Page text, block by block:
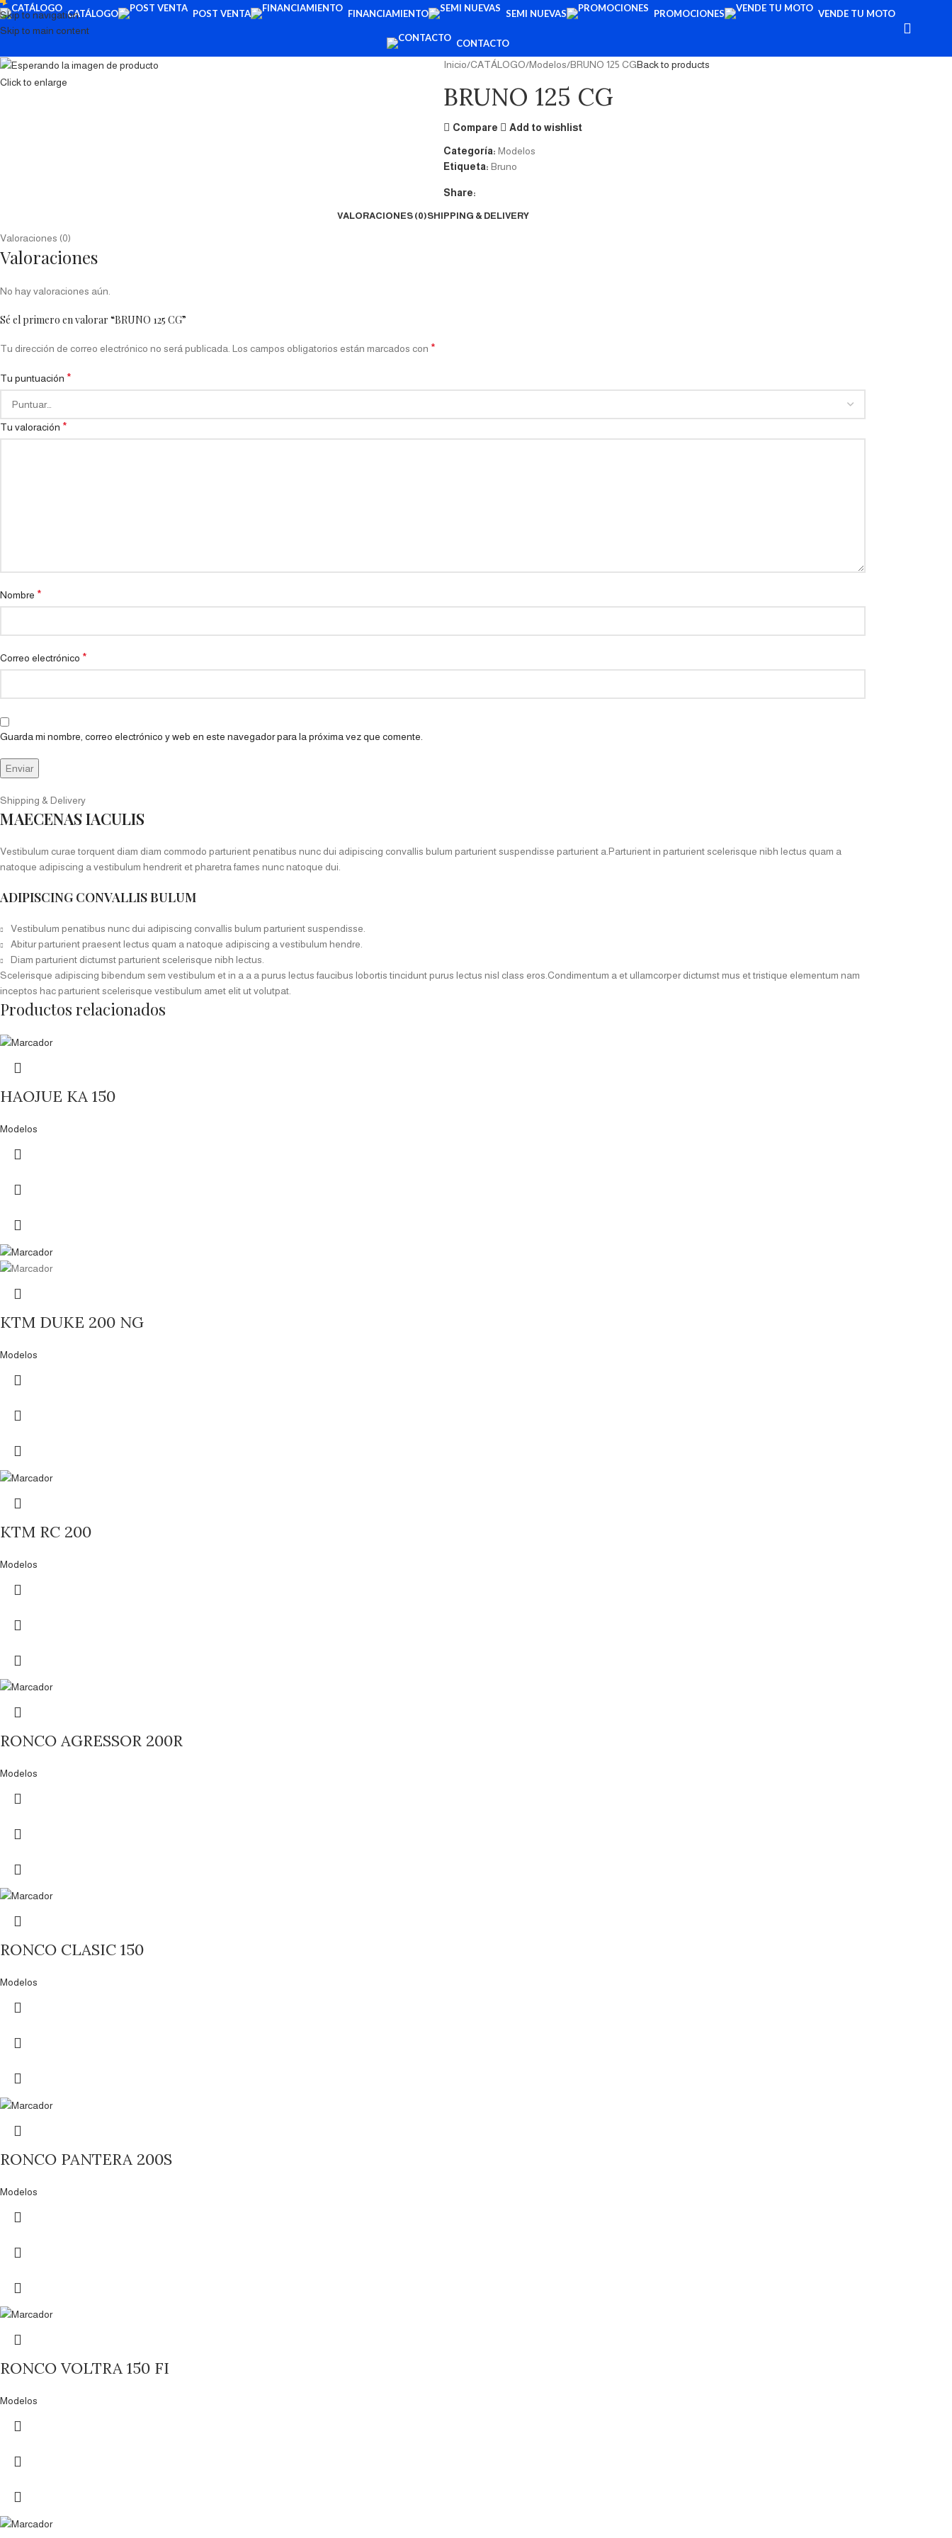
Skip to navigation
Skip to main content
CATÁLOGO POST VENTA FINANCIAMIENTO SEMI NUEVAS PROMOCIONES VENDE TU MOTO
CONTACTO
Click to enlarge
Inicio CATÁLOGO Modelos BRUNO 125 CGBack to products
BRUNO 125 CG
Compare Add to wishlist
Categoría: Modelos
Etiqueta: Bruno
Share:
VALORACIONES (0)SHIPPING & DELIVERY
Valoraciones (0)
Valoraciones
No hay valoraciones aún.
Sé el primero en valorar “BRUNO 125 CG”
Tu dirección de correo electrónico no será publicada. Los campos obligatorios están marcados con *
Tu puntuación *
Tu valoración *
Nombre *
Correo electrónico *
Guarda mi nombre, correo electrónico y web en este navegador para la próxima vez que comente.
Shipping & Delivery
MAECENAS IACULIS
Vestibulum curae torquent diam diam commodo parturient penatibus nunc dui adipiscing convallis bulum parturient suspendisse parturient a.Parturient in parturient scelerisque nibh lectus quam a
natoque adipiscing a vestibulum hendrerit et pharetra fames nunc natoque dui.
ADIPISCING CONVALLIS BULUM
Vestibulum penatibus nunc dui adipiscing convallis bulum parturient suspendisse.
Abitur parturient praesent lectus quam a natoque adipiscing a vestibulum hendre.
Diam parturient dictumst parturient scelerisque nibh lectus.
Scelerisque adipiscing bibendum sem vestibulum et in a a a purus lectus faucibus lobortis tincidunt purus lectus nisl class eros.Condimentum a et ullamcorper dictumst mus et tristique elementum nam
inceptos hac parturient scelerisque vestibulum amet elit ut volutpat.
Productos relacionados
HAOJUE KA 150
Modelos
KTM DUKE 200 NG
Modelos
KTM RC 200
Modelos
RONCO AGRESSOR 200R
Modelos
RONCO CLASIC 150
Modelos
RONCO PANTERA 200S
Modelos
RONCO VOLTRA 150 FI
Modelos